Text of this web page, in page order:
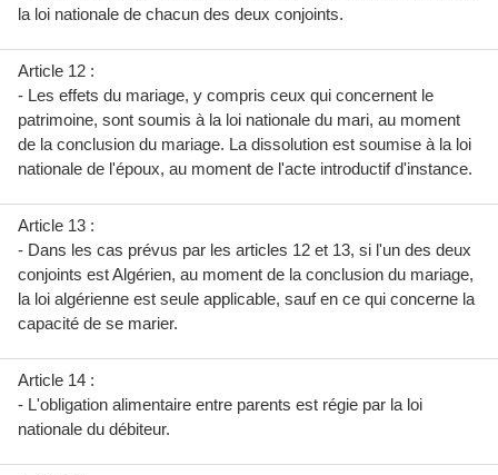
la loi nationale de chacun des deux conjoints.
Article 12 :
- Les effets du mariage, y compris ceux qui concernent le
patrimoine, sont soumis à la loi nationale du mari, au moment
de la conclusion du mariage. La dissolution est soumise à la loi
nationale de l'époux, au moment de l'acte introductif d'instance.
Article 13 :
- Dans les cas prévus par les articles 12 et 13, si l'un des deux
conjoints est Algérien, au moment de la conclusion du mariage,
la loi algérienne est seule applicable, sauf en ce qui concerne la
capacité de se marier.
Article 14 :
- L'obligation alimentaire entre parents est régie par la loi
nationale du débiteur.